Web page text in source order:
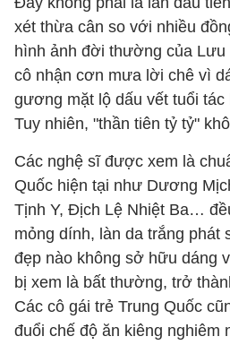
xét thừa cân so với nhiều
hình ảnh đời thường của Lưu
cô nhận cơn mưa lời chê vì
gương mặt lộ dấu vết tuổi tác
Tuy nhiên, "thần tiên tỷ tỷ"
Các nghệ sĩ được xem là
Quốc hiện tại như Dương
Tịnh Y, Địch Lệ Nhiệt Ba…
mỏng dính, làn da trắng phát
đẹp nào không sở hữu dáng
bị xem là bất thường, trở
Các cô gái trẻ Trung Quốc
đuổi chế độ ăn kiêng nghiêm